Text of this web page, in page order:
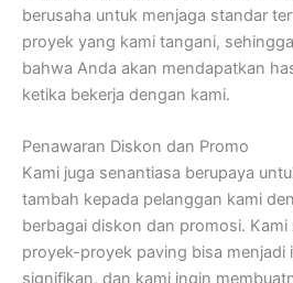
berusaha untuk menjaga standar
proyek yang kami tangani,
bahwa Anda akan mendapatkan
ketika bekerja dengan kami.
Penawaran Diskon dan Promo
Kami juga senantiasa berupaya
tambah kepada pelanggan kami
berbagai diskon dan promosi. Kami
proyek-proyek paving bisa menjadi
signifikan, dan kami ingin